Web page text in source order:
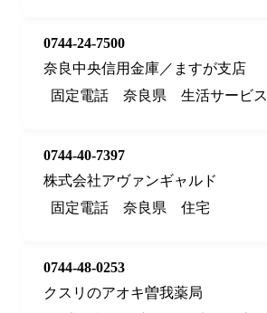
0744-24-7500
奈良中央信用金庫／ますが支店
固定電話
奈良県 生活サービス
0744-40-7397
株式会社アヴァンギャルド
固定電話
奈良県 住宅
0744-48-0253
クスリのアオキ曽我薬局